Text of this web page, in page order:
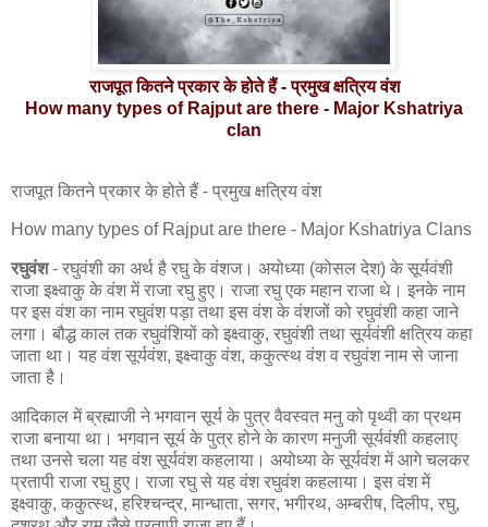
राजपूत कितने प्रकार के होते हैं - प्रमुख क्षत्रिय वंश
How many types of Rajput are there - Major Kshatriya
clan
राजपूत कितने प्रकार के होते हैं - प्रमुख क्षत्रिय वंश
How many types of Rajput are there - Major Kshatriya Clans
रघुवंश- रघुवंशी का अर्थ है रघु के वंशज। अयोध्या (कोसल देश) के सूर्यवंशी
राजा इक्ष्वाकु के वंश में राजा रघु हुए। राजा रघु एक महान राजा थे। इनके नाम
पर इस वंश का नाम रघुवंश पड़ा तथा इस वंश के वंशजों को रघुवंशी कहा जाने
लगा। बौद्ध काल तक रघुवंशियों को इक्ष्वाकु, रघुवंशी तथा सूर्यवंशी क्षत्रिय कहा
जाता था। यह वंश सूर्यवंश, इक्ष्वाकु वंश, ककुत्स्थ वंश व रघुवंश नाम से जाना
जाता है।
आदिकाल में ब्रह्माजी ने भगवान सूर्य के पुत्र वैवस्वत मनु को पृथ्वी का प्रथम
राजा बनाया था। भगवान सूर्य के पुत्र होने के कारण मनुजी सूर्यवंशी कहलाए
तथा उनसे चला यह वंश सूर्यवंश कहलाया। अयोध्या के सूर्यवंश में आगे चलकर
प्रतापी राजा रघु हुए। राजा रघु से यह वंश रघुवंश कहलाया। इस वंश में
इक्ष्वाकु, ककुत्स्थ, हरिश्चन्द्र, मान्धाता, सगर, भगीरथ, अम्बरीष, दिलीप, रघु,